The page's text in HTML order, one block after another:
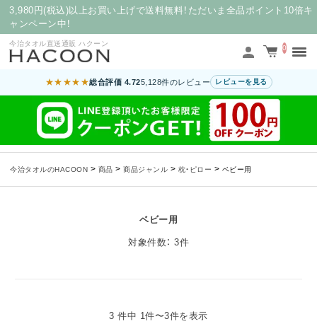
3,980円(税込)以上お買い上げで送料無料！ただいま全品ポイント10倍キ
ャンペーン中！
今治タオル直送通販 ハクーン
0
★★★★★総合評価 4.725,128件のレビュー レビューを見る
今治タオルのHACOON > 商品 > 商品ジャンル > 枕・ピロー > ベビー用
ベビー用
対象件数： 3件
3 件中 1件〜3件を表示